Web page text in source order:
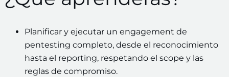
Planificar y ejecutar un engagement de
pentesting completo, desde el reconocimiento
hasta el reporting, respetando el scope y las
reglas de compromiso.